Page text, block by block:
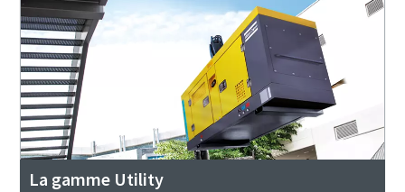
La gamme Utility